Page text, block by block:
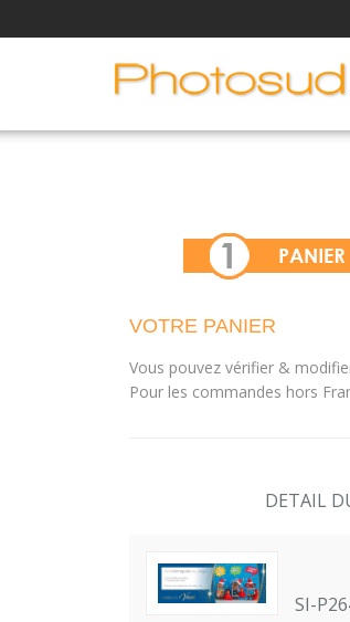
VOTRE PANIER
Vous pouvez vérifier &
Pour les commandes hors
DETAIL
SI-